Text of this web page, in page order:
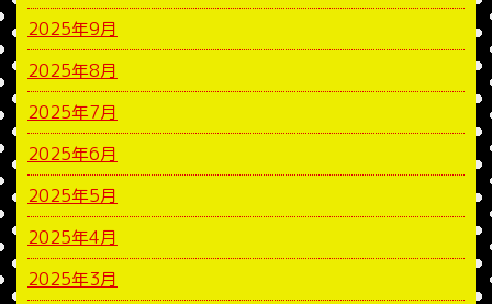
2025年9月
2025年8月
2025年7月
2025年6月
2025年5月
2025年4月
2025年3月